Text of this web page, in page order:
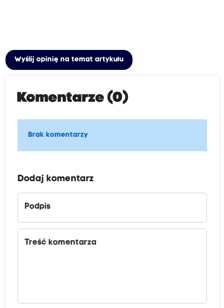
Wyślij opinię na temat artykułu
Komentarze (0)
Brak komentarzy
Dodaj komentarz
Podpis
Treść komentarza